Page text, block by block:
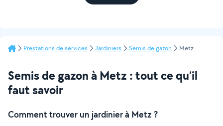
Prestations de services Jardiniers Semis de gazon Metz
Semis de gazon à Metz : tout ce qu’il
faut savoir
Comment trouver un jardinier à Metz ?